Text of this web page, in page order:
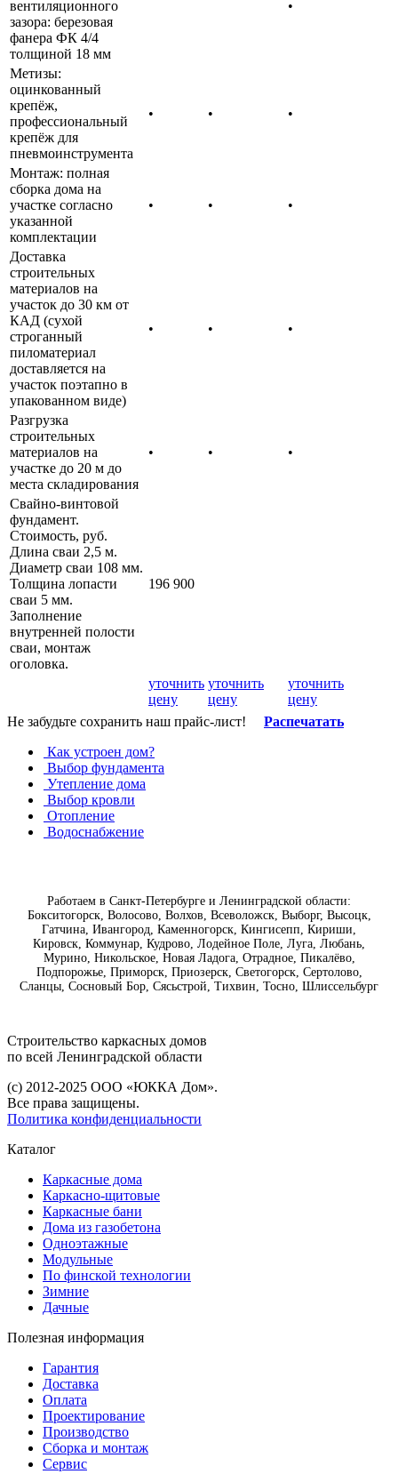
вентиляционного
зазора: березовая
фанера ФК 4/4
толщиной 18 мм
•
Метизы:
оцинкованный
крепёж,
профессиональный
крепёж для
пневмоинструмента
• • •
Монтаж: полная
сборка дома на
участке согласно
указанной
комплектации
• • •
Доставка
строительных
материалов на
участок до 30 км от
КАД (сухой
строганный
пиломатериал
доставляется на
участок поэтапно в
упакованном виде)
• • •
Разгрузка
строительных
материалов на
участке до 20 м до
места складирования
• • •
Свайно-винтовой
фундамент.
Стоимость, руб.
Длина сваи 2,5 м.
Диаметр сваи 108 мм.
Толщина лопасти
сваи 5 мм.
Заполнение
внутренней полости
сваи, монтаж
оголовка.
196 900
уточнить
цену
уточнить
цену
уточнить
цену
Не забудьте сохранить наш прайс-лист! Распечатать
Как устроен дом?
Выбор фундамента
Утепление дома
Выбор кровли
Отопление
Водоснабжение
Работаем в Санкт-Петербурге и Ленинградской области:
Бокситогорск, Волосово, Волхов, Всеволожск, Выборг, Высоцк,
Гатчина, Ивангород, Каменногорск, Кингисепп, Кириши,
Кировск, Коммунар, Кудрово, Лодейное Поле, Луга, Любань,
Мурино, Никольское, Новая Ладога, Отрадное, Пикалёво,
Подпорожье, Приморск, Приозерск, Светогорск, Сертолово,
Сланцы, Сосновый Бор, Сясьстрой, Тихвин, Тосно, Шлиссельбург
Строительство каркасных дoмoв
по всей Ленинградской области
(с) 2012-2025 ООО «ЮККА Дoм».
Все права защищены.
Политика конфиденциальности
Каталог
Каркасные дома
Каркасно-щитовые
Каркасные бани
Дома из газобетона
Одноэтажные
Модульные
По финской технологии
Зимние
Дачные
Полезная информация
Гарантия
Доставка
Оплата
Проектирование
Производство
Сборка и монтаж
Сервис